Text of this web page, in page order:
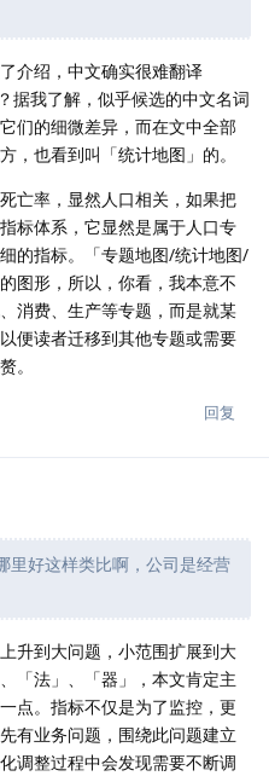
介绍，中文确实很难翻译
我了解，似乎候选的中文名词
们的细微差异，而在文中全部
，也看到叫「统计地图」的。
亡率，显然人口相关，如果把
标体系，它显然是属于人口专
的指标。「专题地图/统计地图/
图形，所以，你看，我本意不
消费、生产等专题，而是就某
便读者迁移到其他专题或需要
。
回复
里好这样类比啊，公司是经营
升到大问题，小范围扩展到大
「法」、「器」，本文肯定主
点。指标不仅是为了监控，更
有业务问题，围绕此问题建立
调整过程中会发现需要不断调